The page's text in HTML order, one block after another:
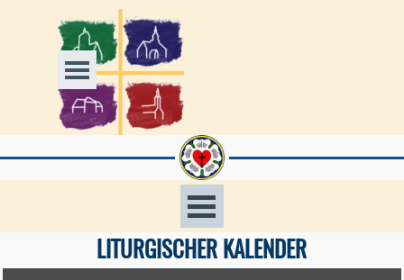
Direkt zum Seiteninhalt
Menü überspringen
Menü überspringenLITURGISCHER KALENDER